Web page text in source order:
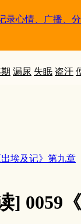
录心情、广播、
漏尿 失眠 盗汗
出埃及记》第九章
] 0059